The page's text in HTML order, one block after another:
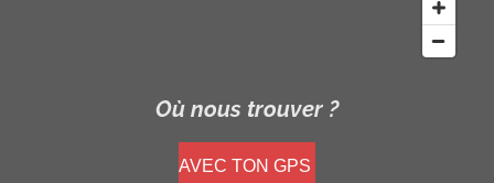
Où nous trouver ?
AVEC TON GPS